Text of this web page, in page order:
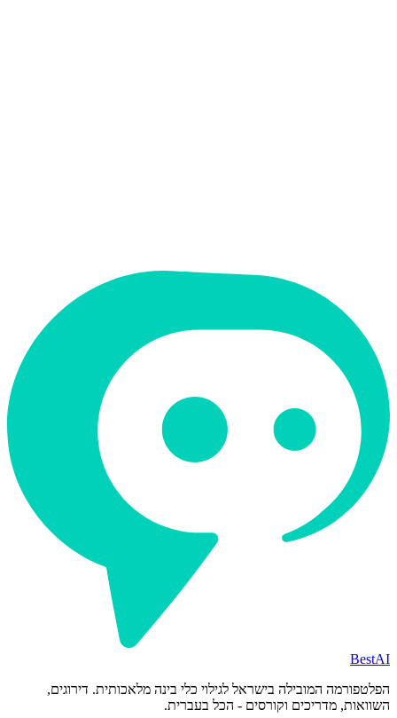
BestAI
הפלטפורמה המובילה בישראל לגילוי כלי בינה מלאכותית. דירוגים,
השוואות, מדריכים וקורסים - הכל בעברית.